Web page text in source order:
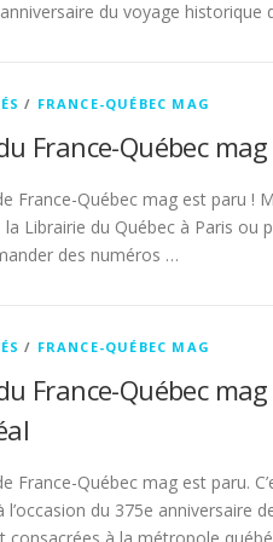
du voyage historique
/ FRANCE-QUÉBEC MAG
France-Québec
France-Québec mag est paru !
la Librairie du Québec à Paris ou
des numéros …
/ FRANCE-QUÉBEC MAG
France-Québec
France-Québec mag est paru.
l’occasion du 375e anniversaire